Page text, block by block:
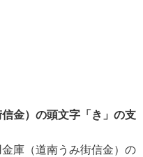
金）の頭文字「き」の支
庫（道南うみ街信金）の